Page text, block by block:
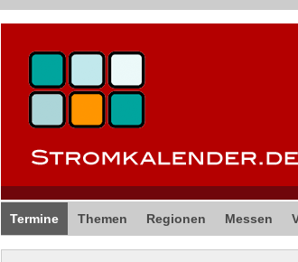
Termine Themen Regionen Messen